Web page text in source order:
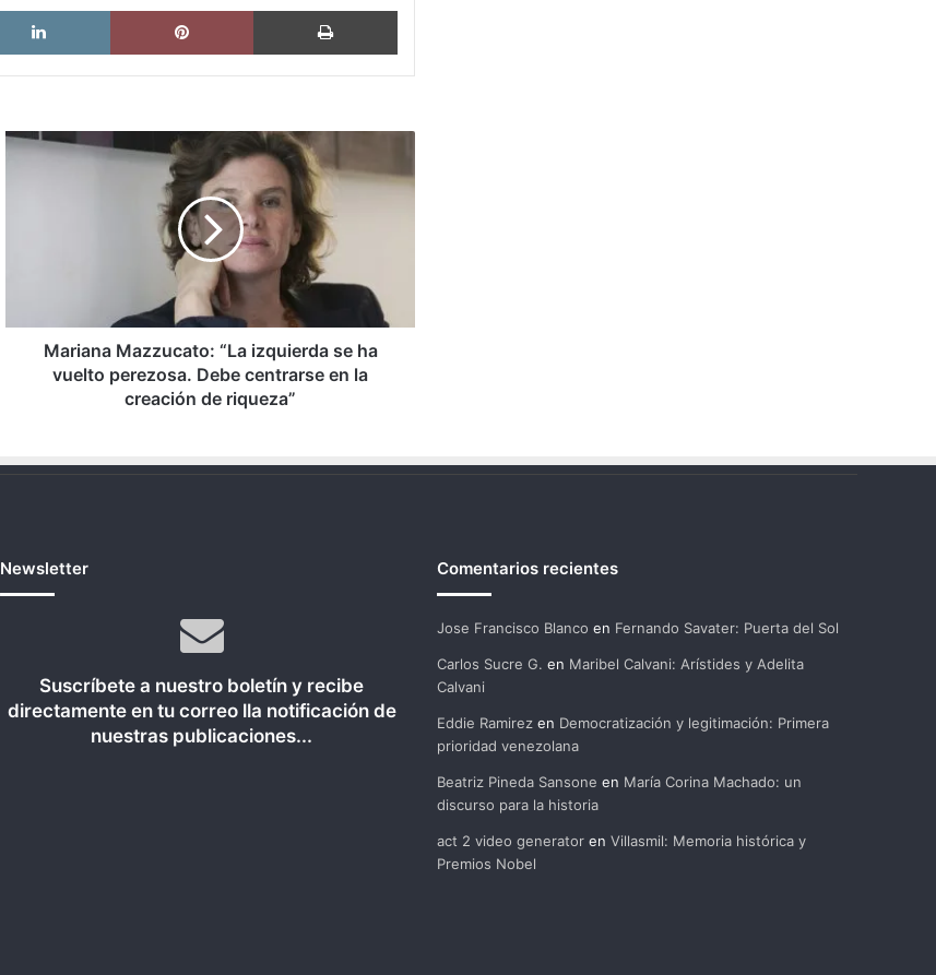
LinkedIn Pinterest Imprimir
Mariana
Debe
centrarse
riqueza”
Mariana Mazzucato: “La izquierda se ha
vuelto perezosa. Debe centrarse en la
creación de riqueza”
Newsletter
Suscríbete a nuestro boletín y recibe
directamente en tu correo lla notificación de
nuestras publicaciones...
Comentarios recientes
Jose Francisco Blanco en Fernando Savater: Puerta del Sol
Carlos Sucre G. en Maribel Calvani: Arístides y Adelita
Calvani
Eddie Ramirezen Democratización y legitimación: Primera
prioridad venezolana
Beatriz Pineda Sansone en María Corina Machado: un
discurso para la historia
act 2 video generatoren Villasmil: Memoria histórica y
Premios Nobel